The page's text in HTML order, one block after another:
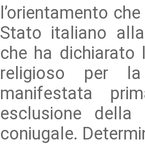
l’orientamento
Stato italiano
che ha
religioso per
manifestata
esclusione
coniugale.